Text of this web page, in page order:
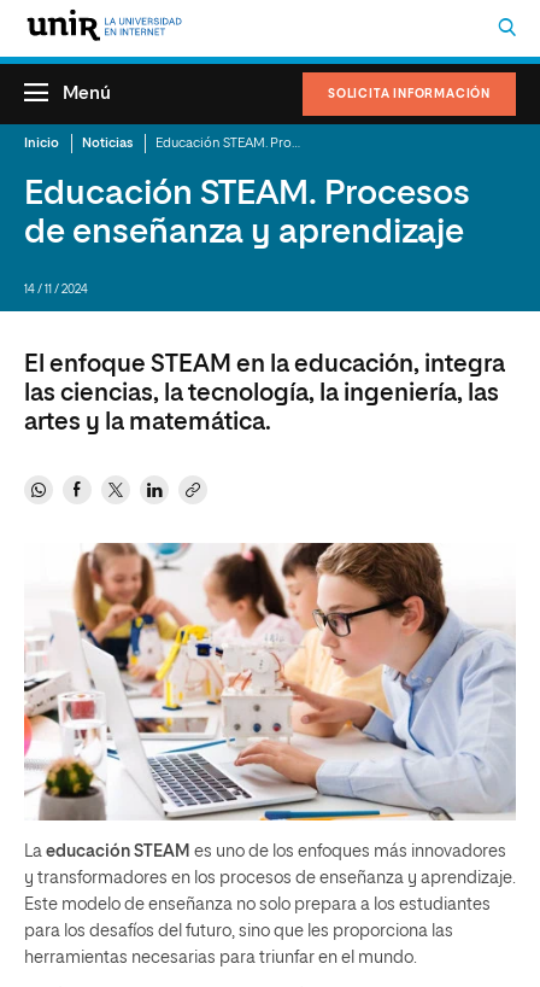
SOLICITA INFORMACIÓN
Menú
Inicio Noticias
Educación STEAM. Procesos
de enseñanza y aprendizaje
14 / 11 / 2024
El enfoque STEAM en la educación, integra
las ciencias, la tecnología, la ingeniería, las
artes y la matemática.
La educación STEAM es uno de los enfoques más innovadores
y transformadores en los procesos de enseñanza y aprendizaje.
Este modelo de enseñanza no solo prepara a los estudiantes
para los desafíos del futuro, sino que les proporciona las
herramientas necesarias para triunfar en el mundo.